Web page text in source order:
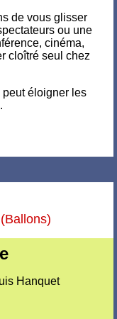
de vous glisser
ou une
cinéma,
cloîtré seul chez
éloigner les
Hanquet